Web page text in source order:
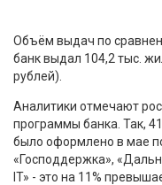
Объём выдач по
банк выдал 104,2 тыс.
рублей).
Аналитики отмечают
программы банка. Так,
было оформлено в мае
«Господдержка»,
IT» - это на 11%